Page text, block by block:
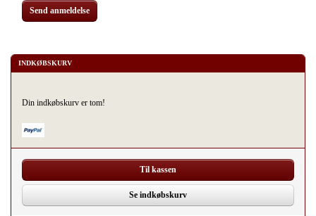
Send anmeldelse
INDKØBSKURV
Din indkøbskurv er tom!
Til kassen
Se indkøbskurv